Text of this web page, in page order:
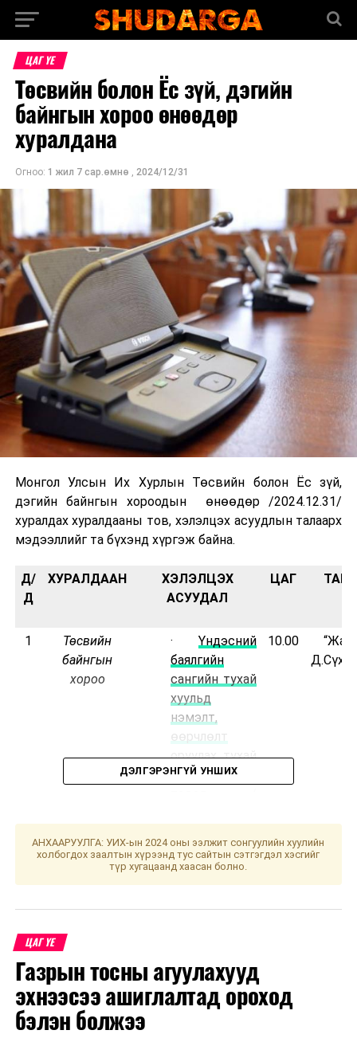
ЦАГ ҮЕ
Төсвийн болон Ёс зүй, дэгийн
байнгын хороо өнөөдөр
хуралдана
Огноо: 1 жил 7 сар.өмнө , 2024/12/31
Монгол Улсын Их Хурлын Төсвийн болон Ёс зүй,
дэгийн байнгын хороодын өнөөдөр /2024.12.31/
хуралдах хуралдааны тов, хэлэлцэх асуудлын талаарх
мэдээллийг та бүхэнд хүргэж байна.
Д/
Д
ХУРАЛДААН
ХЭЛЭЛЦЭХ
АСУУДАЛ
ЦАГ
1
Төсвийн
байнгын
хороо
· Үндэсний
баялгийн
сангийн тухай
хуульд
нэмэлт,
өөрчлөлт
оруулах тухай
хуулийн
өдөр өргөн
мэдүүлсэн,
анхны
хэлэлцүүлэг,
Эдийн
засгийн
байнгын
10.00
ДЭЛГЭРЭНГҮЙ УНШИХ
АНХААРУУЛГА: УИХ-ын 2024 оны ээлжит сонгуулийн хуулийн
холбогдох заалтын хүрээнд тус сайтын сэтгэгдэл хэсгийг
түр хугацаанд хаасан болно.
ЦАГ ҮЕ
Газрын тосны агуулахууд
эхнээсээ ашиглалтад ороход
бэлэн болжээ